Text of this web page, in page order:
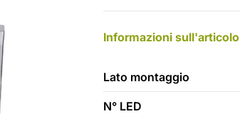
Informazioni sull'articolo
Lato montaggio
N° LED